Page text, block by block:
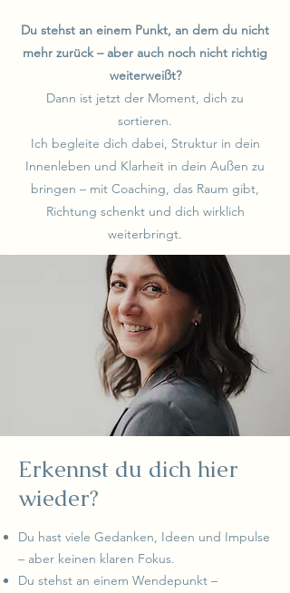
Du stehst an einem Punkt, an dem du nicht
mehr zurück – aber auch noch nicht richtig
weiterweißt?
Dann ist jetzt der Moment, dich zu
sortieren.
Ich begleite dich dabei, Struktur in dein
Innenleben und Klarheit in dein Außen zu
bringen – mit Coaching, das Raum gibt,
Richtung schenkt und dich wirklich
weiterbringt.
Erkennst du dich hier
wieder?
Du hast viele Gedanken, Ideen und Impulse
– aber keinen klaren Fokus.
Du stehst an einem Wendepunkt –